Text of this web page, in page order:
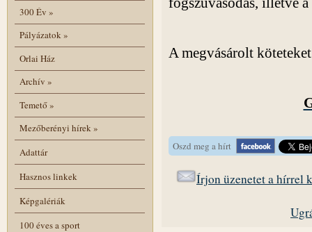
300 Év »
Pályázatok»
Orlai Ház
Archív »
Temető»
Mezőberényi hírek»
Adattár
Hasznos linkek
Képgalériák
100 éves a sport
A megvásárolt
Oszd meg a hírt
Írjon üzenetet a hírrel